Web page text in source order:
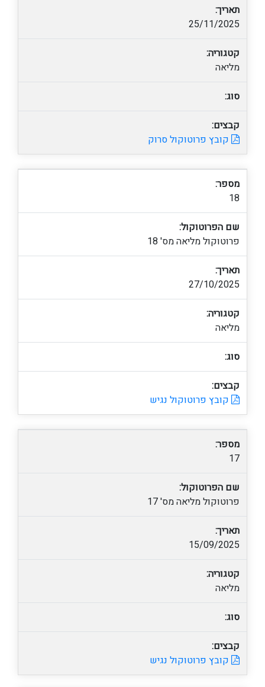
תאריך:
25/11/2025
קטגוריה:
מליאה
סוג:
קבצים:
קובץ פרוטוקול סרוק
מספר:
18
שם הפרוטוקול:
פרוטוקול מליאה מס' 18
תאריך:
27/10/2025
קטגוריה:
מליאה
סוג:
קבצים:
קובץ פרוטוקול נגיש
מספר:
17
שם הפרוטוקול:
פרוטוקול מליאה מס' 17
תאריך:
15/09/2025
קטגוריה:
מליאה
סוג:
קבצים:
קובץ פרוטוקול נגיש